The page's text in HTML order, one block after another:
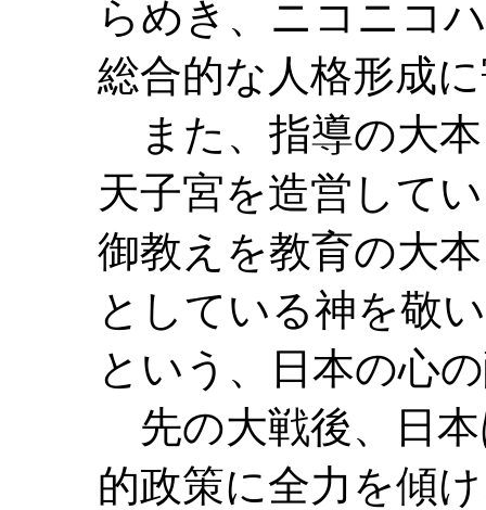
らめき、ニコニコ
総合的な人格形成
また、指導の大
天子宮を造営して
御教えを教育の大
としている神を敬
という、日本の心
先の大戦後、日
的政策に全力を傾